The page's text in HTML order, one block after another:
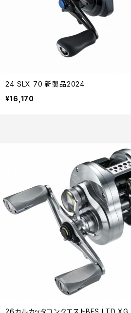
24 SLX 70 新製品2024
¥16,170
26カルカッタコンクエストBFS LTD XG